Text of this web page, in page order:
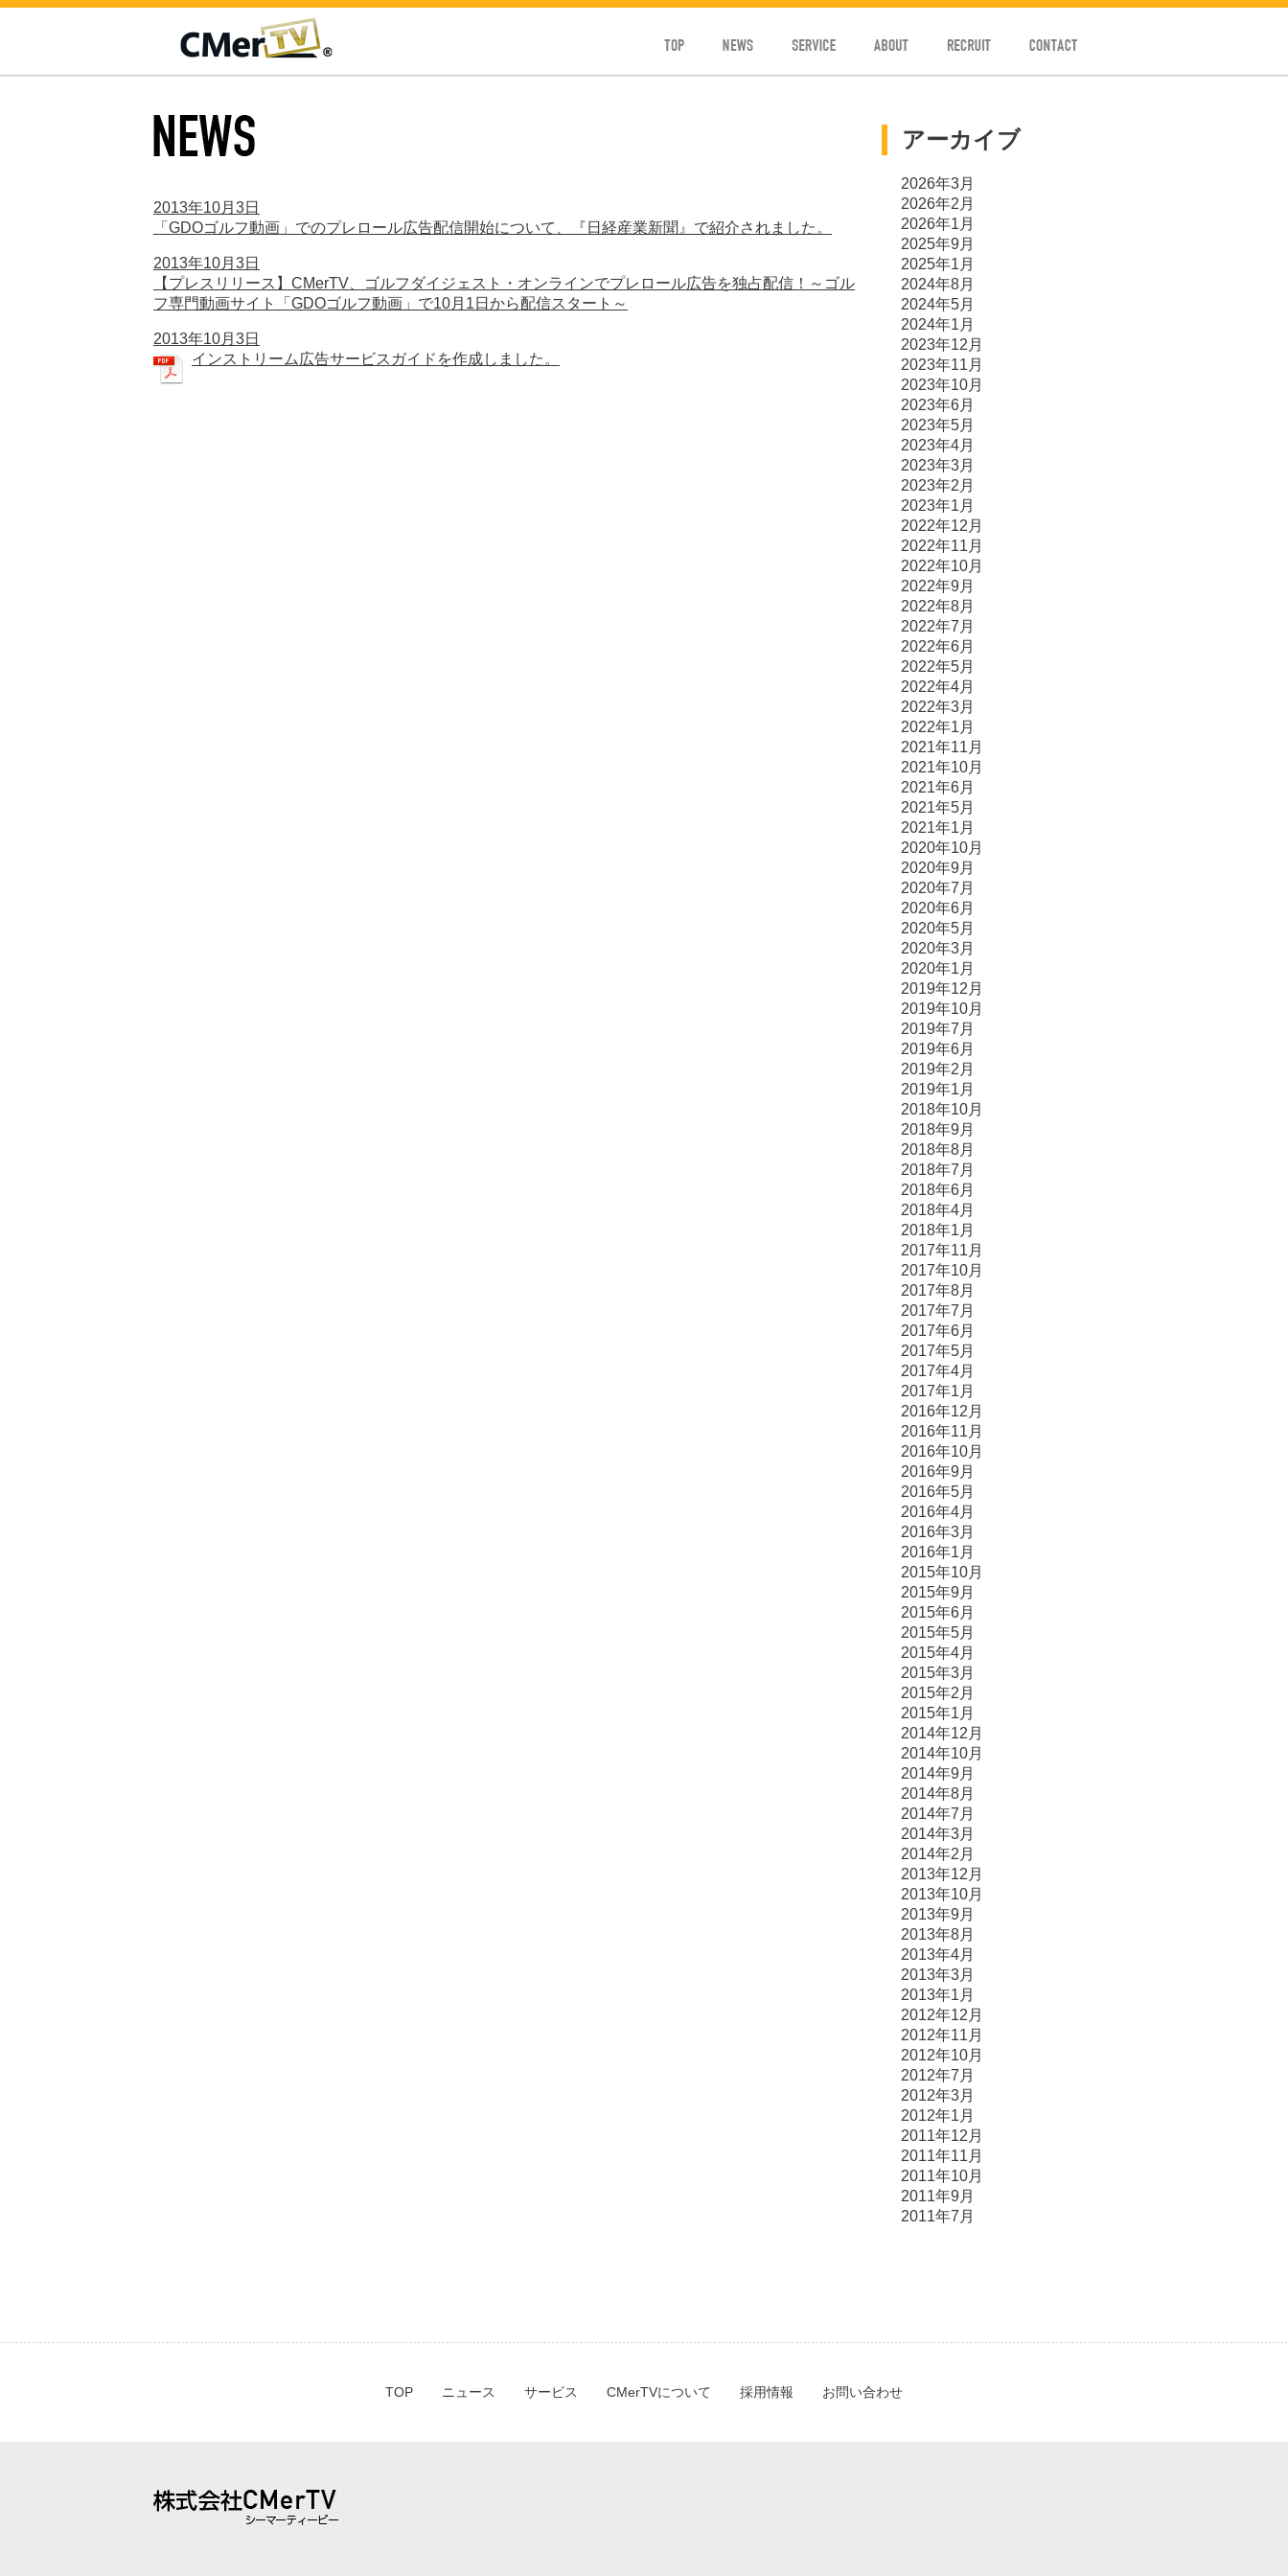
CMerTV TOP NEWS SERVICE ABOUT RECRUIT CONTACT
2013年10月3日
「GDOゴルフ動画」でのプレロール広告配信開始について、『日経産業新聞』で紹介されました。
2013年10月3日
【プレスリリース】CMerTV、ゴルフダイジェスト・オンラインでプレロール広告を独占配信！～ゴル
フ専門動画サイト「GDOゴルフ動画」で10月1日から配信スタート～
2013年10月3日
インストリーム広告サービスガイドを作成しました。
アーカイブ
2026年3月
2026年2月
2026年1月
2025年9月
2025年1月
2024年8月
2024年5月
2024年1月
2023年12月
2023年11月
2023年10月
2023年6月
2023年5月
2023年4月
2023年3月
2023年2月
2023年1月
2022年12月
2022年11月
2022年10月
2022年9月
2022年8月
2022年7月
2022年6月
2022年5月
2022年4月
2022年3月
2022年1月
2021年11月
2021年10月
2021年6月
2021年5月
2021年1月
2020年10月
2020年9月
2020年7月
2020年6月
2020年5月
2020年3月
2020年1月
2019年12月
2019年10月
2019年7月
2019年6月
2019年2月
2019年1月
2018年10月
2018年9月
2018年8月
2018年7月
2018年6月
2018年4月
2018年1月
2017年11月
2017年10月
2017年8月
2017年7月
2017年6月
2017年5月
2017年4月
2017年1月
2016年12月
2016年11月
2016年10月
2016年9月
2016年5月
2016年4月
2016年3月
2016年1月
2015年10月
2015年9月
2015年6月
2015年5月
2015年4月
2015年3月
2015年2月
2015年1月
2014年12月
2014年10月
2014年9月
2014年8月
2014年7月
2014年3月
2014年2月
2013年12月
2013年10月
2013年9月
2013年8月
2013年4月
2013年3月
2013年1月
2012年12月
2012年11月
2012年10月
2012年7月
2012年3月
2012年1月
2011年12月
2011年11月
2011年10月
2011年9月
2011年7月
TOP ニュース サービス CMerTVについて 採用情報 お問い合わせ